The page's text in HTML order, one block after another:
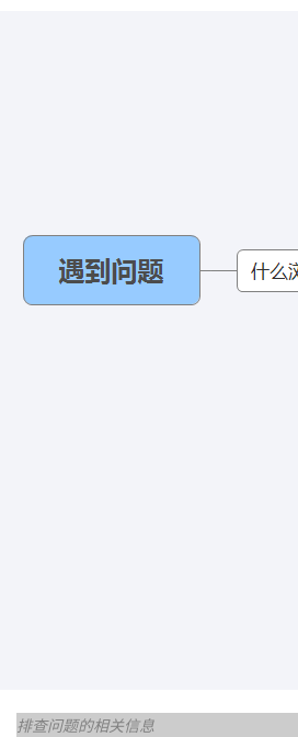
排查问题的相关信息